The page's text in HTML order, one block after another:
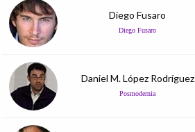
Diego Fusaro
Diego Fusaro
Daniel M. López Rodríguez
Posmodernia